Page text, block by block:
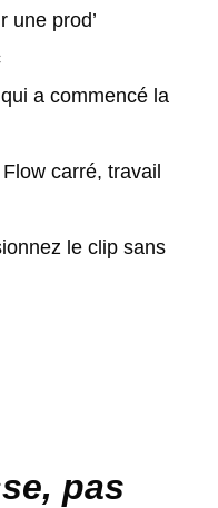
une prod’
a commencé la
carré, travail
le clip sans
pas